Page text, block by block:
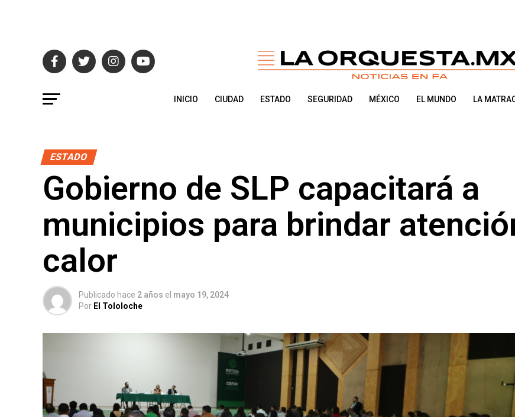
INICIO CIUDAD ESTADO SEGURIDAD MÉXICO EL MUNDO LA
ESTADO
Gobierno de SLP capacitará a
municipios para brindar
calor
Publicado hace 2 años el mayo 19, 2024
Por El Tololoche